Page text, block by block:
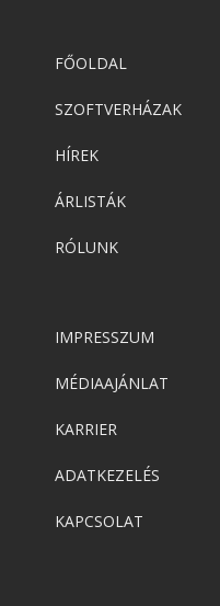
FŐOLDAL
SZOFTVERHÁZAK
HÍREK
ÁRLISTÁK
RÓLUNK
IMPRESSZUM
MÉDIAAJÁNLAT
KARRIER
ADATKEZELÉS
KAPCSOLAT